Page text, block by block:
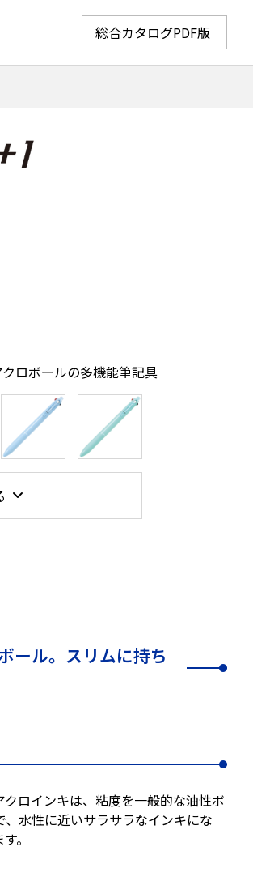
総合カタログPDF版
ロボールの多機能筆記具
ール。スリムに持ち
ロインキは、粘度を一般的な油性ボ
水性に近いサラサラなインキにな
。